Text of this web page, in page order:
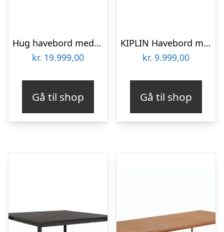
Hug havebord med udtræk i aluminium og glas 200 – 300 x 96 cm – Antracit/Mørkegrå
kr. 19.999,00
Gå til shop
KIPLIN Havebord med udtræk i aluminium 180 – 240 x 100 cm – Charcoal
kr. 9.999,00
Gå til shop